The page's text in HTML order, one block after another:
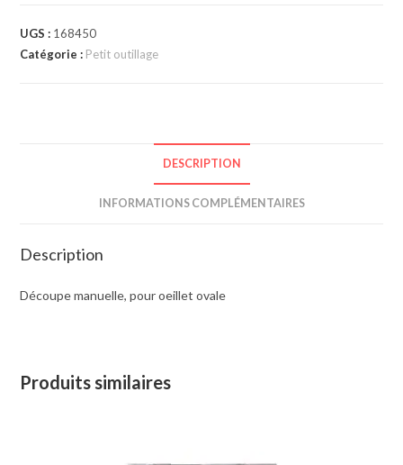
UGS : 168450
Catégorie : Petit outillage
DESCRIPTION
INFORMATIONS COMPLÉMENTAIRES
Description
Découpe manuelle, pour oeillet ovale
Produits similaires